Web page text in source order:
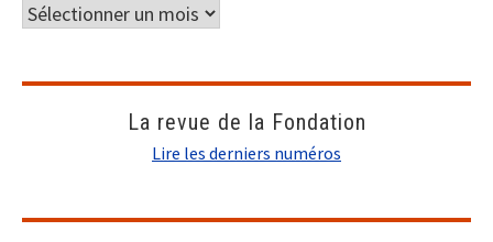
La revue de la Fondation
Lire les derniers numéros